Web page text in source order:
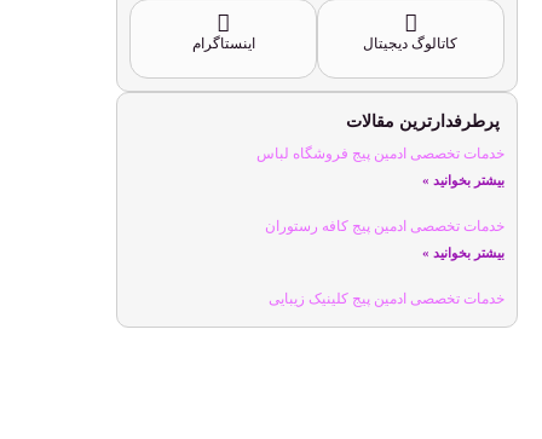
کاتالوگ دیجیتال اینستاگرام
پرطرفدارترین مقالات
خدمات تخصصی ادمین پیج فروشگاه لباس
بیشتر بخوانید »
خدمات تخصصی ادمین پیج کافه رستوران
بیشتر بخوانید »
خدمات تخصصی ادمین پیج کلینیک زیبایی
بیشتر بخوانید »